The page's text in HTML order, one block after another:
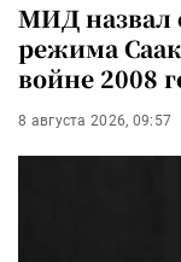
МИД назвал
режима
войне 2008
8 августа 2026, 09:57